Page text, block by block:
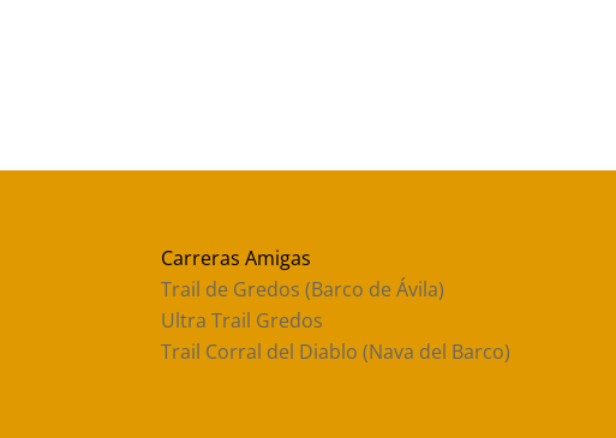
Carreras Amigas
Trail de Gredos (Barco de Ávila)
Ultra Trail Gredos
Trail Corral del Diablo (Nava del Barco)